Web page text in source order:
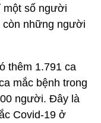
một số người
còn những người
thêm 1.791 ca
mắc bệnh trong
người. Đây là
Covid-19 ở